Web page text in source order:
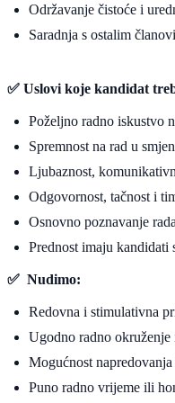
Održavanje čistoće i
Saradnja s ostalim
✅ Uslovi koje kandidat
Poželjno radno iskustvo
Spremnost na rad u
Ljubaznost,
Odgovornost, tačnost i
Osnovno poznavanje
Prednost imaju kandidati
✅ Nudimo:
Redovna i stimulativna
Ugodno radno okruženje
Mogućnost
Puno radno vrijeme ili